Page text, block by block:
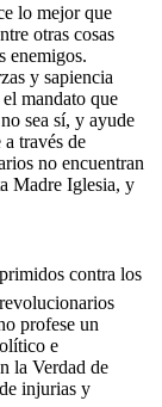
lo mejor que
otras cosas
enemigos.
y sapiencia
mandato que
sea sí, y ayude
través de
no encuentran
Madre Iglesia, y
contra los
profese un
e
la Verdad de
injurias y